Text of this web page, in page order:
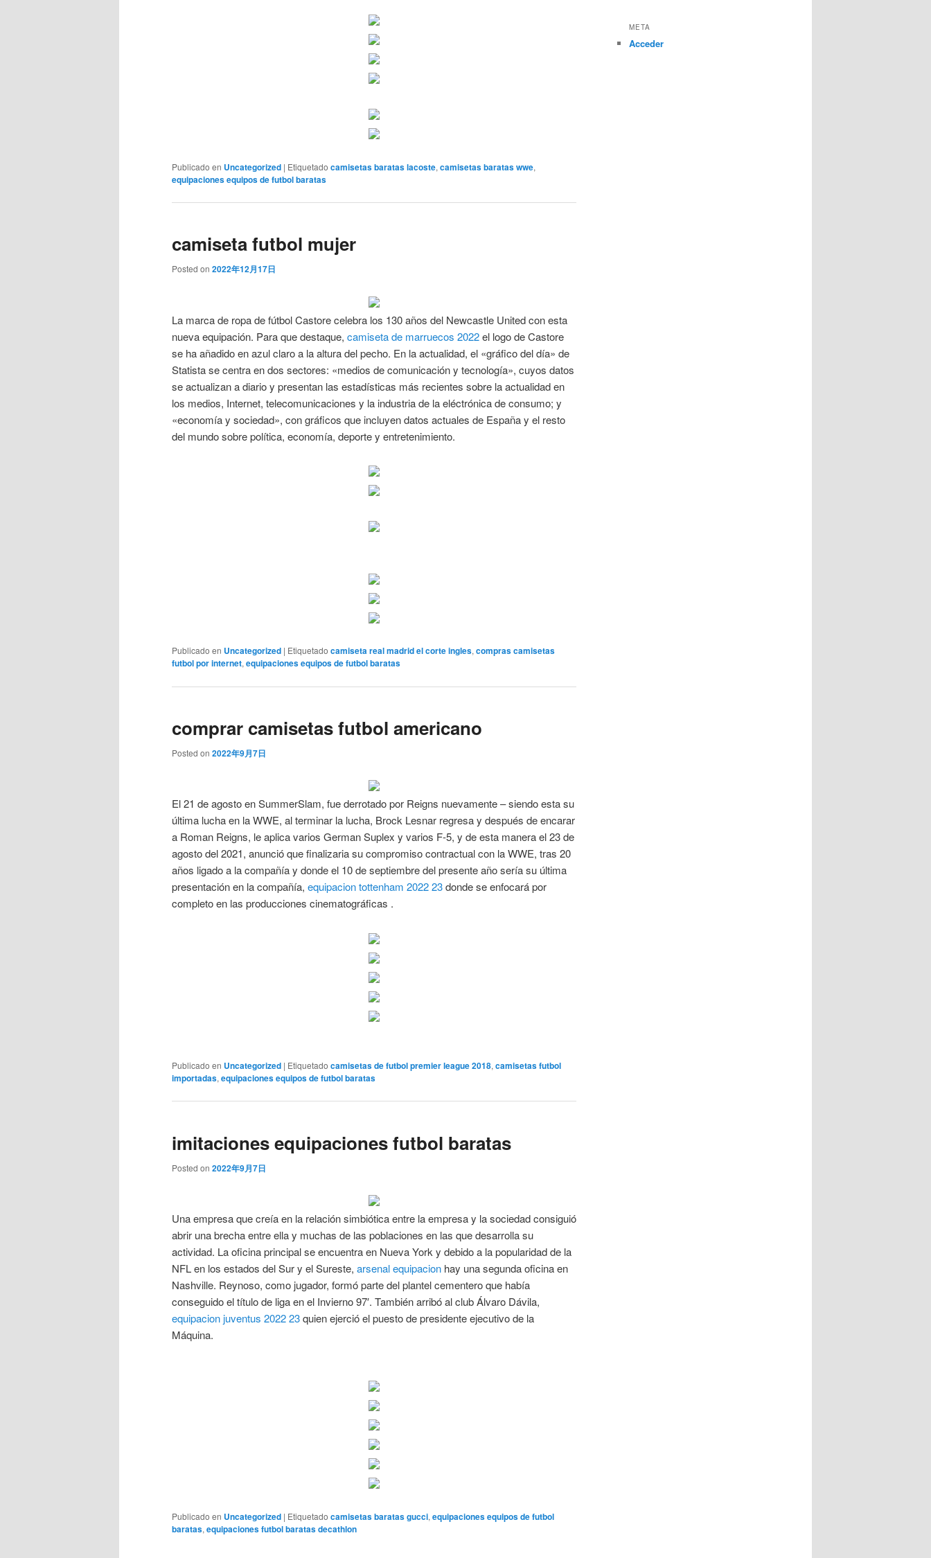
Publicado en Uncategorized | Etiquetado camisetas baratas lacoste, camisetas baratas wwe,
equipaciones equipos de futbol baratas
camiseta futbol mujer
Posted on 2022年12月17日
La marca de ropa de fútbol Castore celebra los 130 años del Newcastle United con esta
nueva equipación. Para que destaque, camiseta de marruecos 2022el logo de Castore
se ha añadido en azul claro a la altura del pecho. En la actualidad, el «gráfico del día» de
Statista se centra en dos sectores: «medios de comunicación y tecnología», cuyos datos
se actualizan a diario y presentan las estadísticas más recientes sobre la actualidad en
los medios, Internet, telecomunicaciones y la industria de la eléctrónica de consumo; y
«economía y sociedad», con gráficos que incluyen datos actuales de España y el resto
del mundo sobre política, economía, deporte y entretenimiento.
Publicado en Uncategorized | Etiquetado camiseta real madrid el corte ingles, compras camisetas
futbol por internet, equipaciones equipos de futbol baratas
comprar camisetas futbol americano
Posted on 2022年9月7日
El 21 de agosto en SummerSlam, fue derrotado por Reigns nuevamente – siendo esta su
última lucha en la WWE, al terminar la lucha, Brock Lesnar regresa y después de encarar
a Roman Reigns, le aplica varios German Suplex y varios F-5, y de esta manera el 23 de
agosto del 2021, anunció que finalizaria su compromiso contractual con la WWE, tras 20
años ligado a la compañía y donde el 10 de septiembre del presente año sería su última
presentación en la compañía, equipacion tottenham 2022 23donde se enfocará por
completo en las producciones cinematográficas .
Publicado en Uncategorized | Etiquetado camisetas de futbol premier league 2018, camisetas futbol
importadas, equipaciones equipos de futbol baratas
imitaciones equipaciones futbol baratas
Posted on 2022年9月7日
Una empresa que creía en la relación simbiótica entre la empresa y la sociedad consiguió
abrir una brecha entre ella y muchas de las poblaciones en las que desarrolla su
actividad. La oficina principal se encuentra en Nueva York y debido a la popularidad de la
NFL en los estados del Sur y el Sureste, arsenal equipacion hay una segunda oficina en
Nashville. Reynoso, como jugador, formó parte del plantel cementero que había
conseguido el título de liga en el Invierno 97′. También arribó al club Álvaro Dávila,
equipacion juventus 2022 23quien ejerció el puesto de presidente ejecutivo de la
Máquina.
Publicado en Uncategorized | Etiquetado camisetas baratas gucci, equipaciones equipos de futbol
baratas, equipaciones futbol baratas decathlon
META
Acceder